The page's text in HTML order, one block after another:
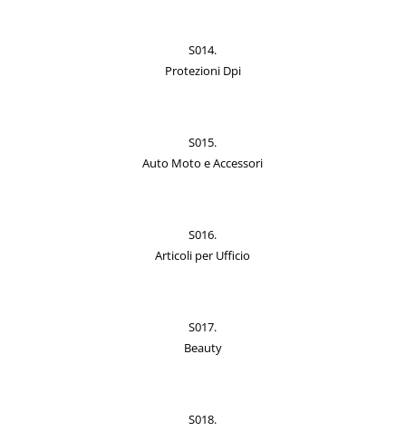
S014.
Protezioni Dpi
S015.
Auto Moto e Accessori
S016.
Articoli per Ufficio
S017.
Beauty
S018.